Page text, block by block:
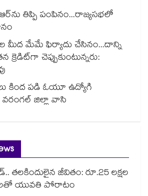
తిప్పి పంపినం...రాజ్యసభలో
మీద మేమే ఫిర్యాదు చేసినం...దాన్ని
చెప్పుకుంటున్నరు:
కింద పడి ఓయూ ఉద్యోగి
వరంగల్ జిల్లా వాసి
తలకిందులైన జీవితం: రూ.25 లక్షల
యువతి పోరాటం